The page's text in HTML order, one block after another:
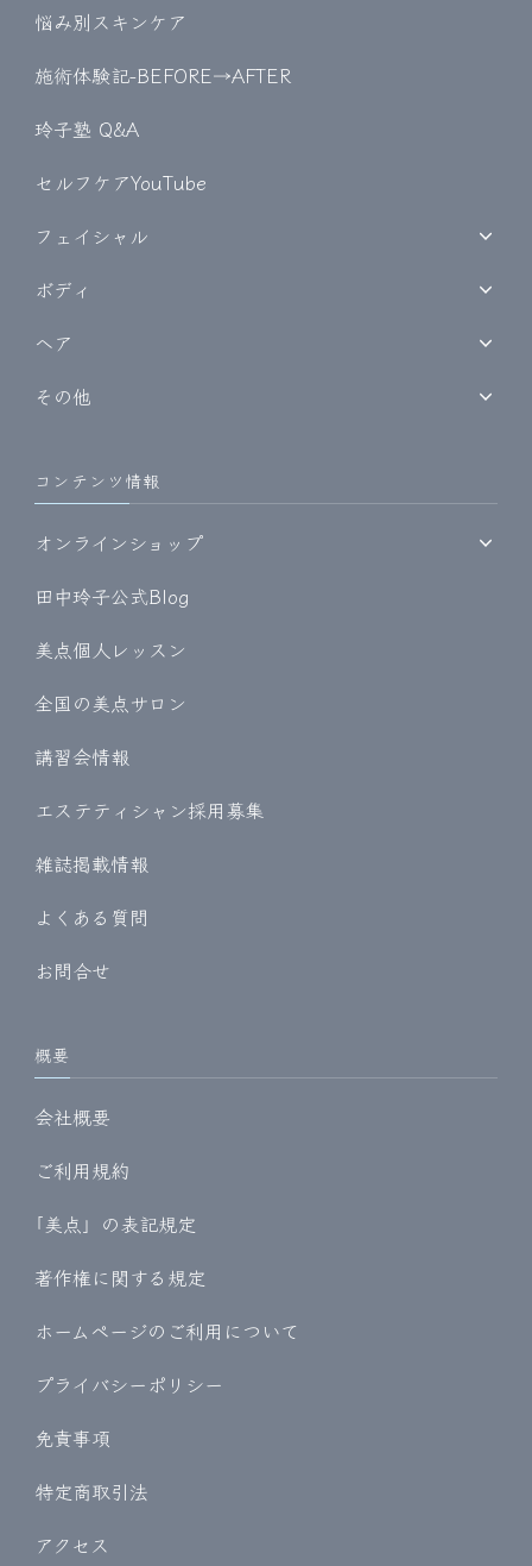
悩み別スキンケア
施術体験記-BEFORE→AFTER
玲子塾 Q&A
セルフケアYouTube
フェイシャル
ボディ
ヘア
その他
コンテンツ情報
オンラインショップ
田中玲子公式Blog
美点個人レッスン
全国の美点サロン
講習会情報
エステティシャン採用募集
雑誌掲載情報
よくある質問
お問合せ
概要
会社概要
ご利用規約
｢美点」の表記規定
著作権に関する規定
ホームページのご利用について
プライバシーポリシー
免責事項
特定商取引法
アクセス